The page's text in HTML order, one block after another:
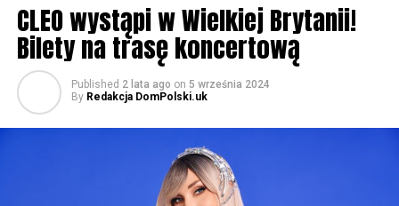
CLEO wystąpi w Wielkiej Brytanii!
Bilety na trasę koncertową
Published 2 lata ago on 5 września 2024
By Redakcja DomPolski.uk